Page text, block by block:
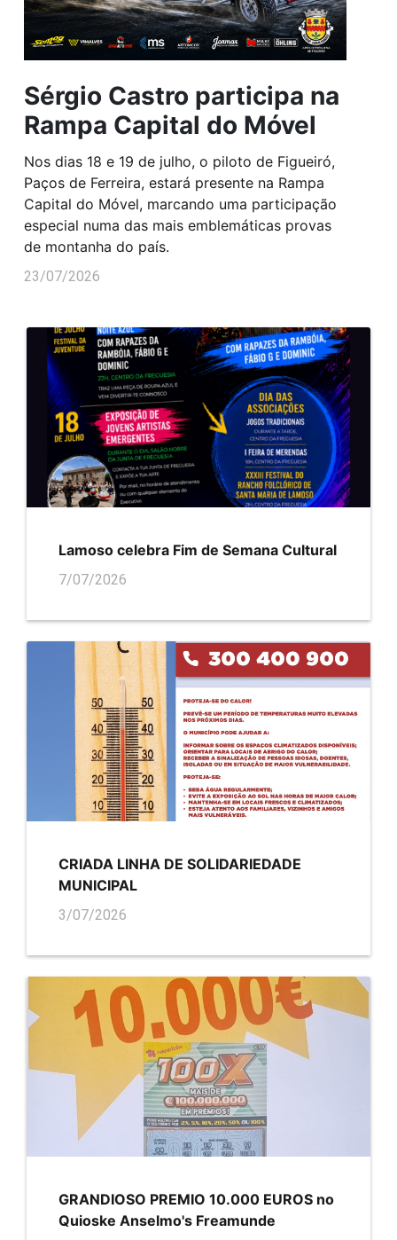
Sérgio Castro participa na
Rampa Capital do Móvel
Nos dias 18 e 19 de julho, o piloto de Figueiró,
Paços de Ferreira, estará presente na Rampa
Capital do Móvel, marcando uma participação
especial numa das mais emblemáticas provas
de montanha do país.
23/07/2026
Lamoso celebra Fim de Semana Cultural
7/07/2026
CRIADA LINHA DE SOLIDARIEDADE
MUNICIPAL
3/07/2026
GRANDIOSO PREMIO 10.000 EUROS no
Quioske Anselmo's Freamunde